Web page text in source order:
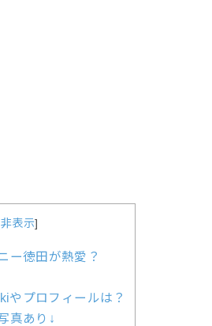
非表示]
ー徳田が熱愛？
やプロフィールは？
真あり↓